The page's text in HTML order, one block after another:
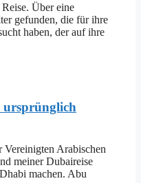
Über eine
gefunden, die für ihre
haben, der auf ihre
Arabischen
meiner Dubaireise
machen. Abu